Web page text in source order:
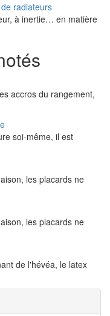
radiateurs
à inertie… en matière
accros du rangement,
soi-même, il est
les placards ne
les placards ne
de l'hévéa, le latex